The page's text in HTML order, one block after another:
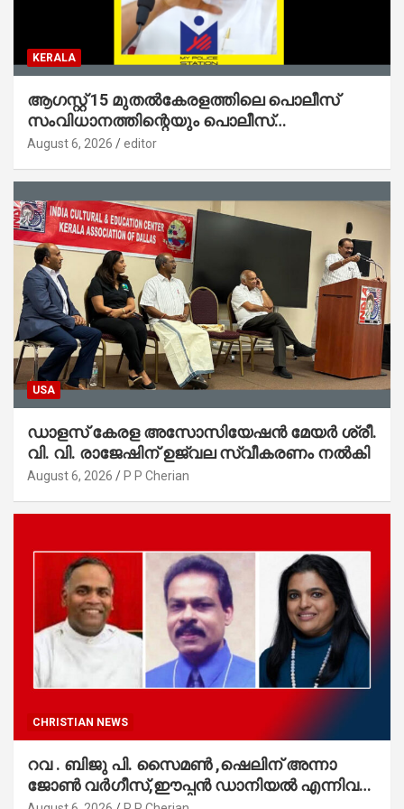
KERALA
ആഗസ്റ്റ് 15 മുതല്‍കേരളത്തിലെ പൊലീസ്
സംവിധാനത്തിന്റെയും പൊലീസ്
സ്റ്റേഷനുകളുടെയും മുഖഛായ മാറുകയാണ് :
August 6, 2026 editor
USA
ഡാളസ് കേരള അസോസിയേഷൻ മേയർ ശ്രീ.
വി. വി. രാജേഷിന് ഉജ്വല സ്വീകരണം നൽകി
August 6, 2026 P P Cherian
CHRISTIAN NEWS
റവ . ബിജു പി. സൈമൺ ,ഷെലിന് അന്നാ
ജോൺ വർഗീസ്,ഈപ്പൻ ഡാനിയൽ എന്നിവർ